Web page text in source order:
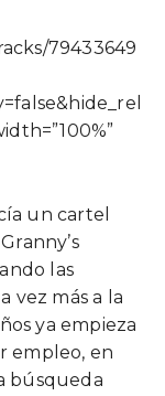
79433649
un cartel
las
vez más a la
ya empieza
empleo, en
búsqueda